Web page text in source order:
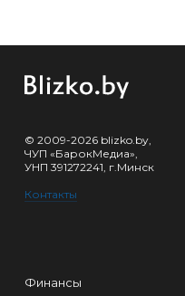
© 2009-2026 blizko.by,
ЧУП «БарокМедиа»,
УНП 391272241, г.Минск
Контакты
Финансы